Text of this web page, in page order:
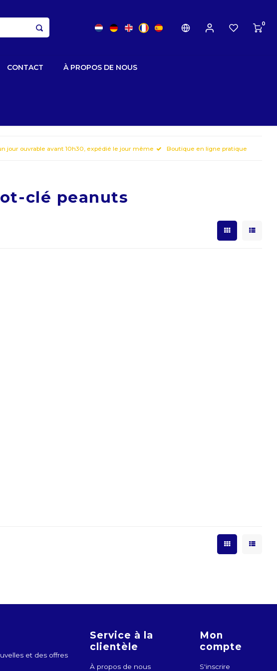
0
CONTACT À PROPOS DE NOUS
jour ouvrable avant 10h30, expédié le jour même Boutique en ligne pratique
clé peanuts
et des offres
Service à la
clientèle
À propos de nous
Mon
compte
S'inscrire